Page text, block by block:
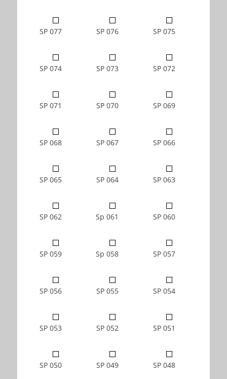
SP 077 SP 076 SP 075
SP 074 SP 073 SP 072
SP 071 SP 070 SP 069
SP 068 SP 067 SP 066
SP 065 SP 064 SP 063
SP 062 Sp 061 SP 060
SP 059 Sp 058 SP 057
SP 056 SP 055 SP 054
SP 053 SP 052 SP 051
SP 050 SP 049 SP 048